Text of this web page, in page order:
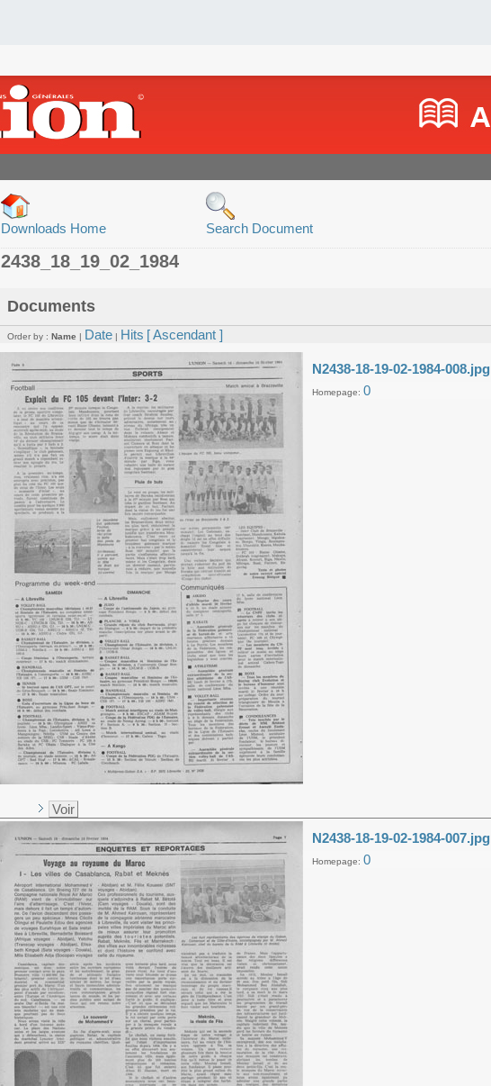
Downloads Home Search Document
2438_18_19_02_1984
Documents
Order by : Name | Date | Hits [ Ascendant ]
N2438-18-19-02-1984-008.jpg
Homepage: 0
Voir
N2438-18-19-02-1984-007.jpg
Homepage: 0